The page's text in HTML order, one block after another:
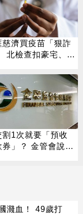
慈濟買疫苗「狠詐
北檢查扣豪宅、搜
斤黃金
割1次就要「預收
券」？ 金管會說話
濺血！ 49歲打